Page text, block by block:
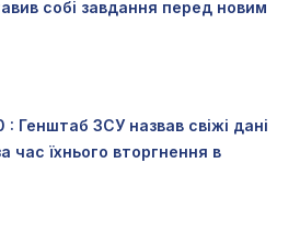
собі завдання перед новим
Генштаб ЗСУ назвав свіжі дані
час їхнього вторгнення в